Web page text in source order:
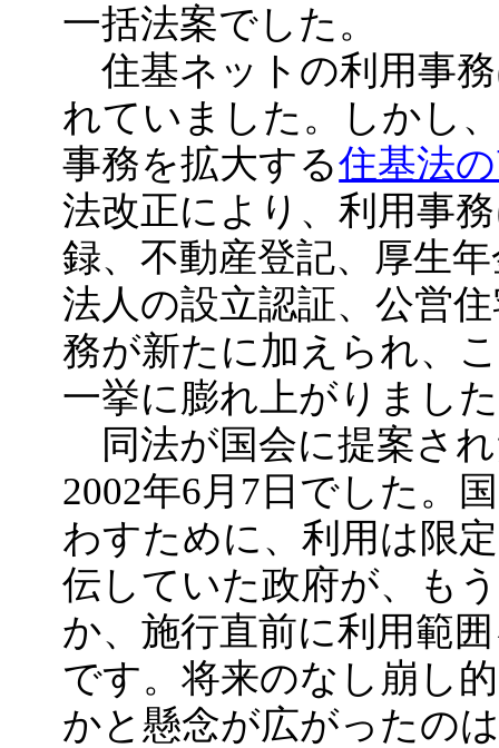
一括法案でした。
住基ネットの利用事
れていました。しかし
事務を拡大する住基法
法改正により、利用事
録、不動産登記、厚生
法人の設立認証、公営
務が新たに加えられ、
一挙に膨れ上がりまし
同法が国会に提案さ
2002年6月7日でした。
わすために、利用は限
伝していた政府が、も
か、施行直前に利用範
です。将来のなし崩し
かと懸念が広がったの